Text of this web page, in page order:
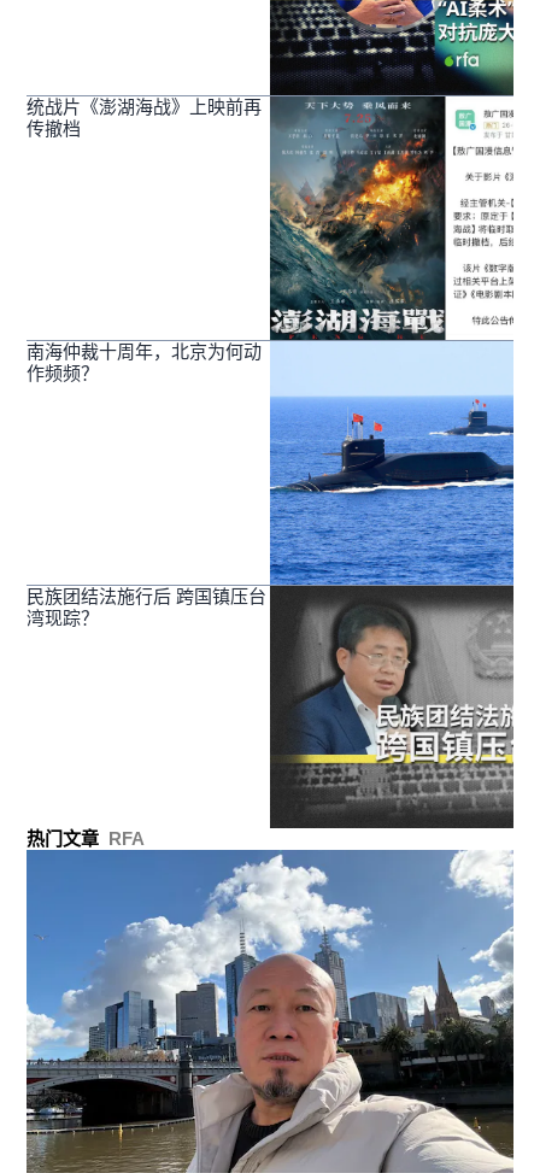
统战片《澎湖海战》上映前再
传撤档
南海仲裁十周年，北京为何动
作频频？
民族团结法施行后 跨国镇压台
湾现踪？
热门文章 RFA